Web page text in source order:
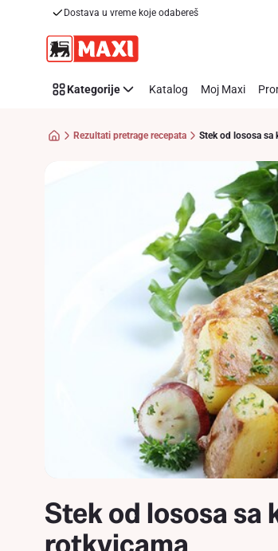
Dostava u vreme koje odabereš
Kategorije Katalog Moj Maxi
Rezultati pretrage recepata Stek od lososa sa
Stek od lososa